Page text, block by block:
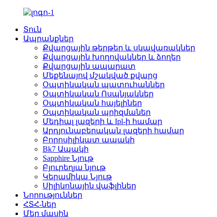
Տուն
Ապրանքներ
Քվարցային թերթեր և սկավառակներ
Քվարցային խողովակներ և ձողեր
Քվարցային ապարատ
Մեքենայով մշակված քվարց
Օպտիկական պատուհաններ
Օպտիկական Ոսպնյակներ
Օպտիկական հայելիներ
Օպտիկական պրիզմաներ
Մեդիալ լազերի և Ipl-ի համար
Արդյունաբերական լազերի համար
Բորոսիլիկատ ապակի
Bk7 Ապակի
Sapphire Նյութ
Բյուրեղյա նյութ
Կերամիկա Նյութ
Սիլիկոնային վաֆլիներ
Նորություններ
ՀՏՀ-ներ
Մեր մասին